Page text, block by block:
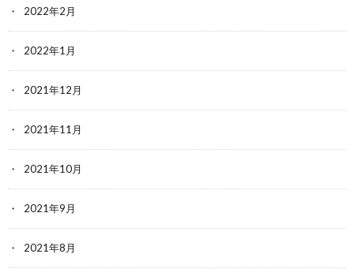
2022年2月
2022年1月
2021年12月
2021年11月
2021年10月
2021年9月
2021年8月